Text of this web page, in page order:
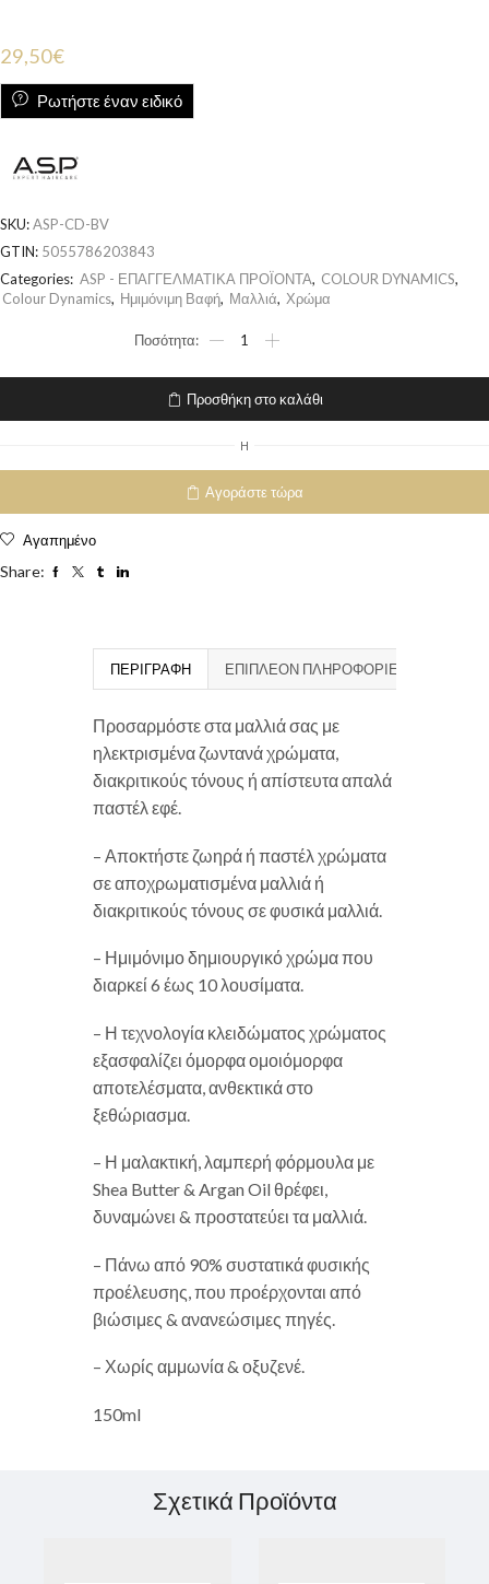
29,50€
Ρωτήστε έναν ειδικό
SKU:ASP-CD-BV
GTIN: 5055786203843
Categories: ASP - ΕΠΑΓΓΕΛΜΑΤΙΚΑ ΠΡΟΪΟΝΤΑ, COLOUR DYNAMICS,
Colour Dynamics, Ημιμόνιμη Βαφή, Μαλλιά, Χρώμα
Προσθήκη στο καλάθι
H
Αγοράστε τώρα
Αγαπημένο
Share:
ΠΕΡΙΓΡΑΦΉ ΕΠΙΠΛΈΟΝ ΠΛΗΡΟΦΟΡΊΕΣ
Προσαρμόστε στα μαλλιά σας με
ηλεκτρισμένα ζωντανά χρώματα,
διακριτικούς τόνους ή απίστευτα απαλά
παστέλ εφέ.
– Αποκτήστε ζωηρά ή παστέλ χρώματα
σε αποχρωματισμένα μαλλιά ή
διακριτικούς τόνους σε φυσικά μαλλιά.
– Ημιμόνιμο δημιουργικό χρώμα που
διαρκεί 6 έως 10 λουσίματα.
– Η τεχνολογία κλειδώματος χρώματος
εξασφαλίζει όμορφα ομοιόμορφα
αποτελέσματα, ανθεκτικά στο
ξεθώριασμα.
– Η μαλακτική, λαμπερή φόρμουλα με
Shea Butter & Argan Oil θρέφει,
δυναμώνει & προστατεύει τα μαλλιά.
– Πάνω από 90% συστατικά φυσικής
προέλευσης, που προέρχονται από
βιώσιμες & ανανεώσιμες πηγές.
– Χωρίς αμμωνία & οξυζενέ.
150ml
Σχετικά Προϊόντα